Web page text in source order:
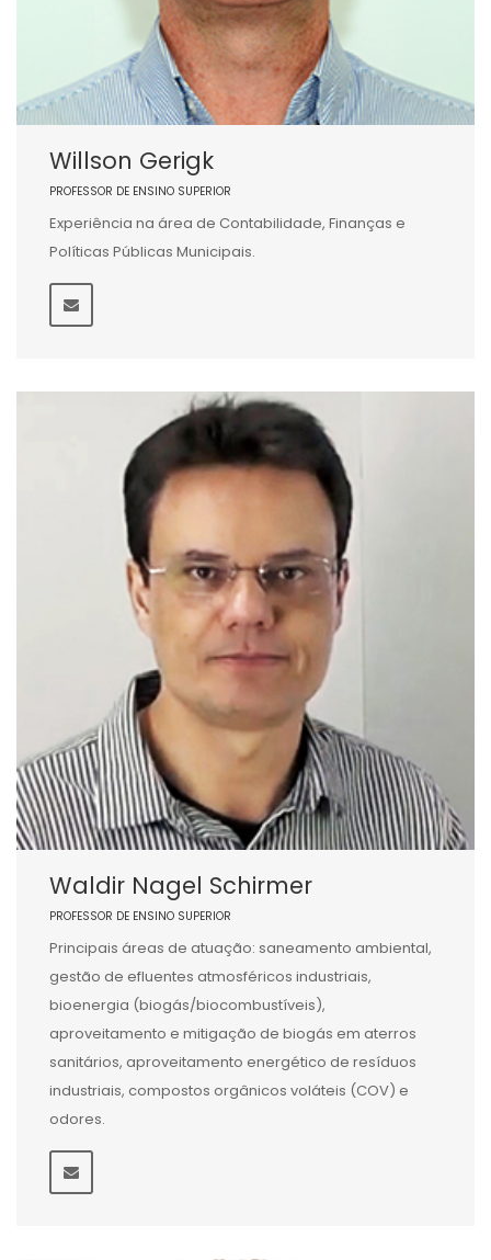
Willson Gerigk
PROFESSOR DE ENSINO SUPERIOR
Experiência na área de Contabilidade, Finanças e
Políticas Públicas Municipais.
Waldir Nagel Schirmer
PROFESSOR DE ENSINO SUPERIOR
Principais áreas de atuação: saneamento ambiental,
gestão de efluentes atmosféricos industriais,
bioenergia (biogás/biocombustíveis),
aproveitamento e mitigação de biogás em aterros
sanitários, aproveitamento energético de resíduos
industriais, compostos orgânicos voláteis (COV) e
odores.